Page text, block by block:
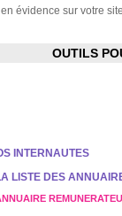
évidence sur votre
OUTILS
INTERNAUTES
LISTE DES